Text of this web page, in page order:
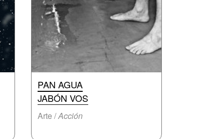
PAN AGUA
JABÓN VOS
Arte /Acción